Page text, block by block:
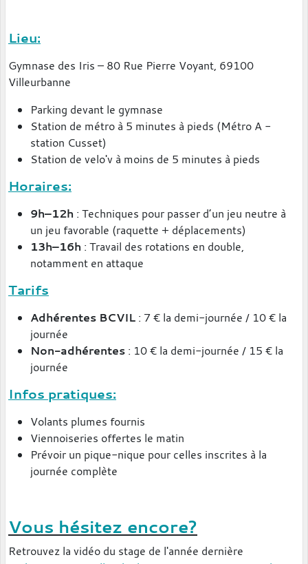
Lieu:
Gymnase des Iris – 80 Rue Pierre Voyant, 69100
Villeurbanne
Parking devant le gymnase
Station de métro à 5 minutes à pieds (Métro A -
station Cusset)
Station de velo'v à moins de 5 minutes à pieds
Horaires:
9h–12h : Techniques pour passer d’un jeu neutre à
un jeu favorable (raquette + déplacements)
13h–16h : Travail des rotations en double,
notamment en attaque
Tarifs
Adhérentes BCVIL : 7 € la demi-journée / 10 € la
journée
Non-adhérentes : 10 € la demi-journée / 15 € la
journée
Infos pratiques:
Volants plumes fournis
Viennoiseries offertes le matin
Prévoir un pique-nique pour celles inscrites à la
journée complète
Vous hésitez encore?
Retrouvez la vidéo du stage de l'année dernière